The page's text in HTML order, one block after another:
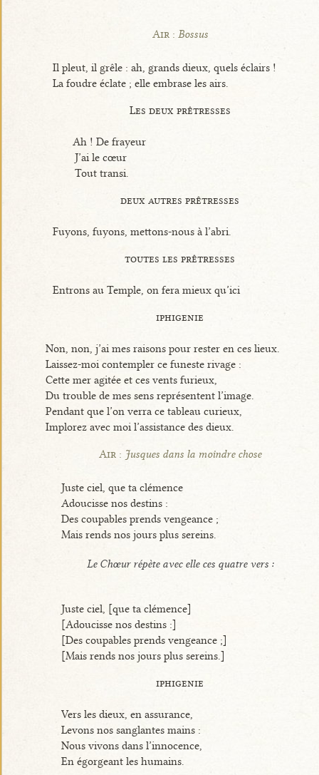
Air : Bossus
Il pleut, il grêle : ah, grands dieux, quels éclairs !
La foudre éclate ; elle embrase les airs.
Les deux prêtresses
Ah ! De frayeur
J’ai le cœur
Tout transi.
deux autres prêtresses
Fuyons, fuyons, mettons-nous à l’abri.
toutes les prêtresses
Entrons au Temple, on fera mieux qu’ici
iphigenie
Non, non, j’ai mes raisons pour rester en ces lieux.
Laissez-moi contempler ce funeste rivage :
Cette mer agitée et ces vents furieux,
Du trouble de mes sens représentent l’image.
Pendant que l’on verra ce tableau curieux,
Implorez avec moi l’assistance des dieux.
Air : Jusques dans la moindre chose
Juste ciel, que ta clémence
Adoucisse nos destins :
Des coupables prends vengeance ;
Mais rends nos jours plus sereins.
Le Chœur répète avec elle ces quatre vers :
Juste ciel, [que ta clémence]
[Adoucisse nos destins :]
[Des coupables prends vengeance ;]
[Mais rends nos jours plus sereins.]
iphigenie
Vers les dieux, en assurance,
Levons nos sanglantes mains :
Nous vivons dans l’innocence,
En égorgeant les humains.